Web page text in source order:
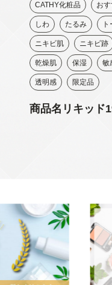
CATHY化粧品 お
しわ たるみ
ニキビ肌 ニキビ跡
乾燥肌 保湿 敏
透明感 限定品
商品名リキッド